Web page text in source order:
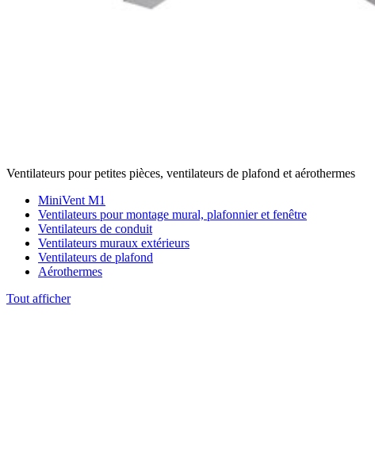
Ventilateurs pour petites pièces, ventilateurs de plafond et aérothermes
MiniVent M1
Ventilateurs pour montage mural, plafonnier et fenêtre
Ventilateurs de conduit
Ventilateurs muraux extérieurs
Ventilateurs de plafond
Aérothermes
Tout afficher